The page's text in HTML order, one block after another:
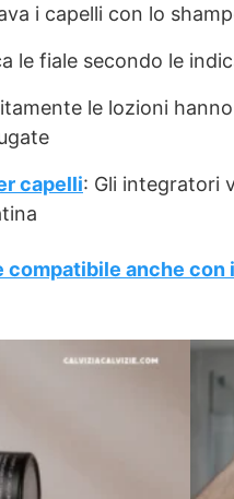
i capelli con lo
le fiale secondo le
le lozioni
capelli: Gli integratori
compatibile anche